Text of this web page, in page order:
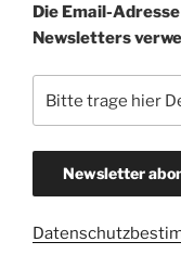
Die Email-
Newsletters